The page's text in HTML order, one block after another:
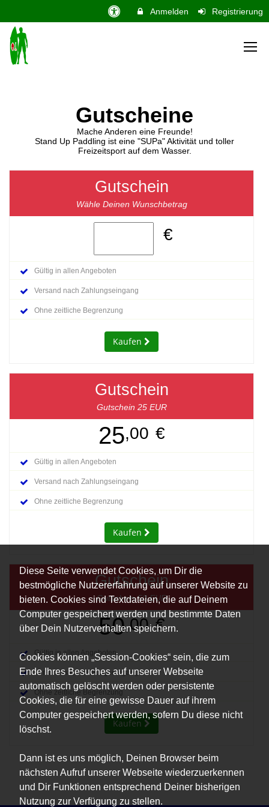
Diese Seite verwendet Cookies, um Dir die
bestmögliche Nutzererfahrung auf unserer Website zu
bieten. Cookies sind Textdateien, die auf Deinem
Computer gespeichert werden und bestimmte Daten
über Dein Nutzerverhalten speichern.
Cookies können „Session-Cookies“ sein, die zum
Ende Ihres Besuches auf unserer Webseite
automatisch gelöscht werden oder persistente
Cookies, die für eine gewisse Dauer auf ihrem
Computer gespeichert werden, sofern Du diese nicht
löschst.
Dann ist es uns möglich, Deinen Browser beim
nächsten Aufruf unserer Webseite wiederzuerkennen
und Dir Funktionen entsprechend Deiner bisherigen
Nutzung zur Verfügung zu stellen.
Anmelden Registrierung
Gutscheine
Mache Anderen eine Freunde!
Stand Up Paddling ist eine "SUPa" Aktivität und toller
Freizeitsport auf dem Wasser.
Gutschein
Wähle Deinen Wunschbetrag
€
Gültig in allen Angeboten
Versand nach Zahlungseingang
Ohne zeitliche Begrenzung
Kaufen
Gutschein
Gutschein 25 EUR
25,00 €
Gültig in allen Angeboten
Versand nach Zahlungseingang
Ohne zeitliche Begrenzung
Kaufen
Gutschein
Gutschein 50 EUR
50,00 €
Gültig in allen Angeboten
Versand nach Zahlungseingang
Ohne zeitliche Begrenzung
Kaufen